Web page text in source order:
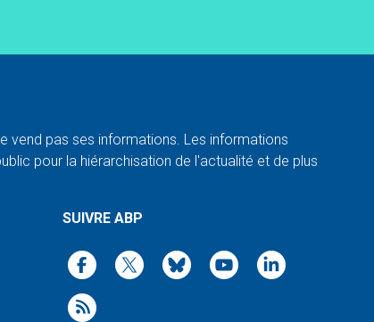
vend pas ses informations. Les informations
pour la hiérarchisation de l'actualité et de plus
SUIVRE ABP